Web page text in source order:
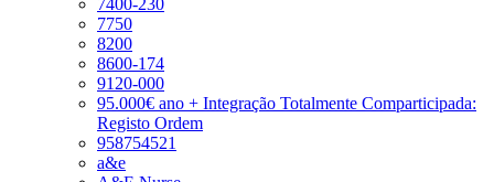
7750
8200
8600-174
9120-000
95.000€ ano + Integração Totalmente Comparticipada:
Registo Ordem
958754521
a&e